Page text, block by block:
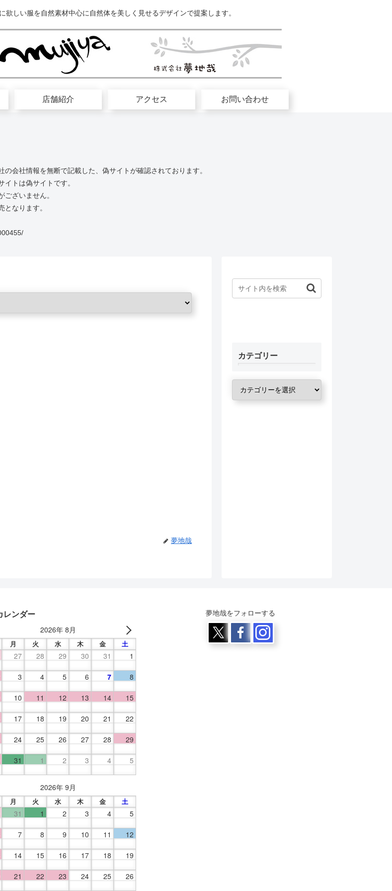
欲しい服を自然素材中心に自然体を美しく見せるデザインで提案します。
店舗紹介 アクセス お問い合わせ
会社情報を無断で記載した、偽サイトが確認されております。
トは偽サイトです。
ざいません。
なります。
夢地哉
カテゴリー
レンダー
2026年 8月
月 火 水 木 金 土
27 28 29 30 31 1
3 4 5 6 7 8
10 11 12 13 14 15
17 18 19 20 21 22
24 25 26 27 28 29
31 1 2 3 4 5
2026年 9月
月 火 水 木 金 土
31 1 2 3 4 5
7 8 9 10 11 12
14 15 16 17 18 19
21 22 23 24 25 26
夢地哉をフォローする